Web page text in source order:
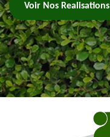
Voir Nos Realisations